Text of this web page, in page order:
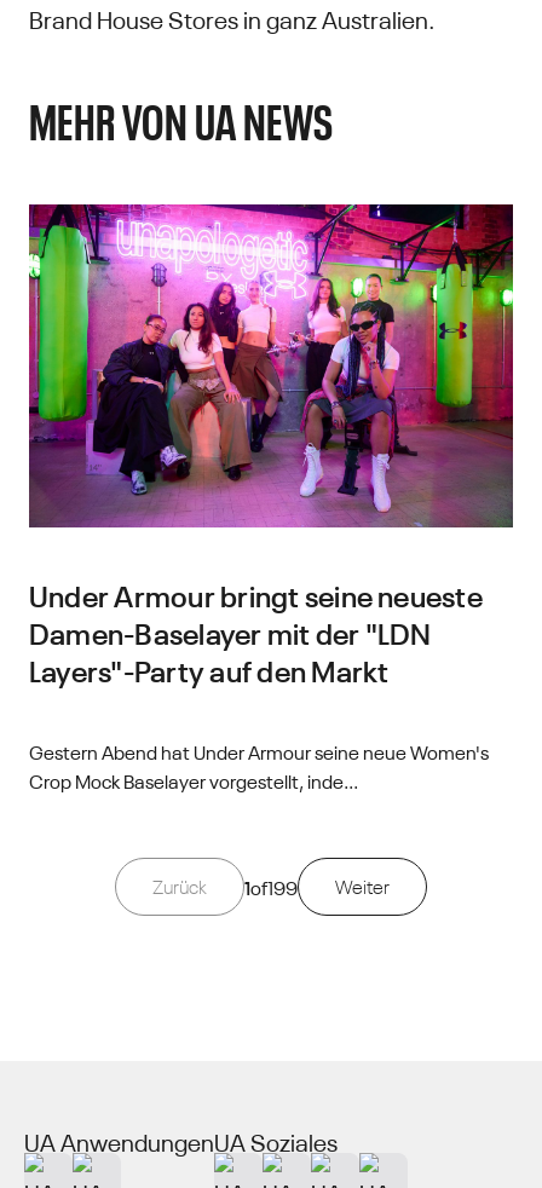
Brand House Stores in ganz Australien.
MEHR VON UA NEWS
Under Armour bringt seine neueste
Damen-Baselayer mit der "LDN
Layers"-Party auf den Markt
Gestern Abend hat Under Armour seine neue Women's
Crop Mock Baselayer vorgestellt, inde...
Zurück 1of199 Weiter
UA AnwendungenUA Soziales